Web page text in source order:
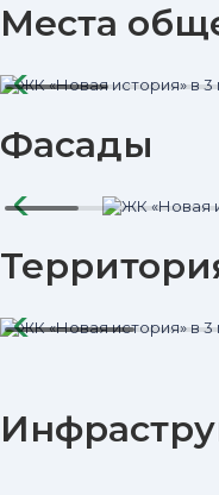
Места
Фасады